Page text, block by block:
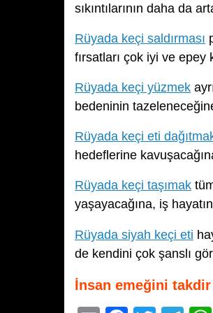
sıkıntılarının daha da
Rüyada keçi saldırması
fırsatları çok iyi ve
Rüyada keçi yüzmek
bedeninin
Rüyada keçi eti
hedeflerine
Rüyada keçi taşımak
yaşayacağına, iş
Rüyada siyah keçi eti
de kendini çok şanslı
İnsan emeğini takdir